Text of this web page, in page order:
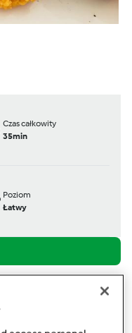
Czas całkowity
35min
Poziom
Łatwy
01/18
05/01/18